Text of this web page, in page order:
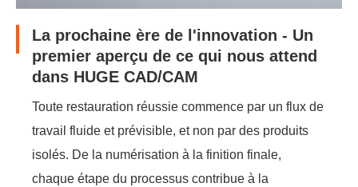
La prochaine ère de l'innovation - Un
premier aperçu de ce qui nous attend
dans HUGE CAD/CAM
Toute restauration réussie commence par un flux de
travail fluide et prévisible, et non par des produits
isolés. De la numérisation à la finition finale,
chaque étape du processus contribue à la